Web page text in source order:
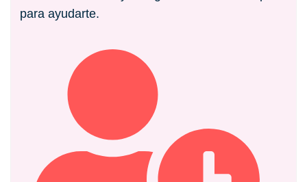
para ayudarte.